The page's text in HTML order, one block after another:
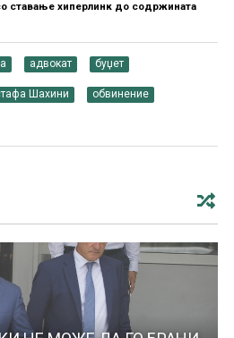
ставање хиперлинк до содржината
адвокат буџет
Шахини обвинение